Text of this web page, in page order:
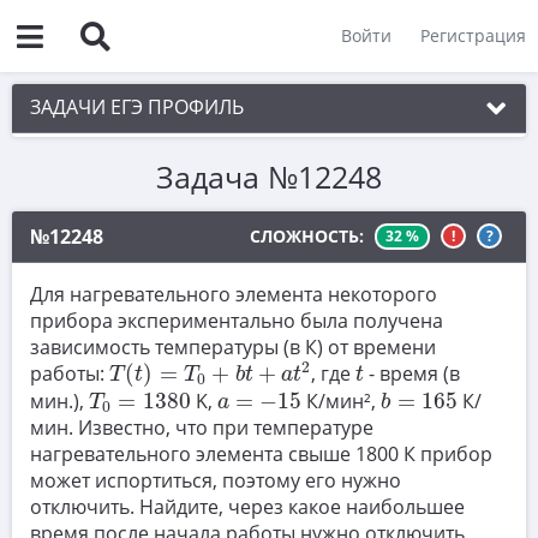
Войти Регистрация
ЗАДАЧИ ЕГЭ ПРОФИЛЬ
1. Планиметрия
2. Векторы
3. Стереометрия
4. Классическое определение вероятности
5. Теория вероятностей
6. Уравнения
7. Нахождение значений выражений
8. Производная
9. Задачи прикладного содержания
Задача №12248
№12248 СЛОЖНОСТЬ: 32 % ! ?
Для нагревательного элемента некоторого
прибора экспериментально была получена
зависимость температуры (в К) от времени
работы: T (t) = T0 + bt + at2
T(t)= T0+bt+at2 , гдеt
t- время (в
мин.), T0 = 1380
T0=1380 K, a = −15
a =− 15 К/мин²,b = 165
b=165 К/
мин. Известно, что при температуре
нагревательного элемента свыше 1800 К прибор
может испортиться, поэтому его нужно
отключить. Найдите, через какое наибольшее